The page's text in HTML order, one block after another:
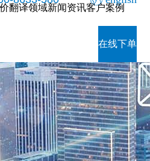
翻译领域新闻资讯客户案例
在线下单